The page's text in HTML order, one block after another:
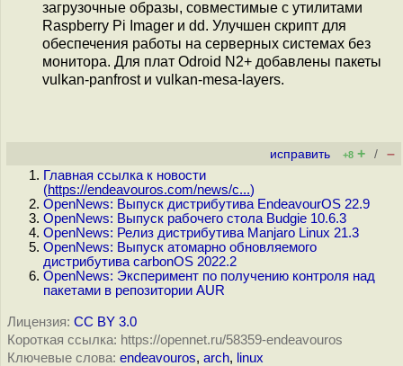
загрузочные образы, совместимые с утилитами
Raspberry Pi Imager и dd. Улучшен скрипт для
обеспечения работы на серверных системах без
монитора. Для плат Odroid N2+ добавлены пакеты
vulkan-panfrost и vulkan-mesa-layers.
исправить +8 + / –
Главная ссылка к новости
(https://endeavouros.com/news/c...)
OpenNews: Выпуск дистрибутива EndeavourOS 22.9
OpenNews: Выпуск рабочего стола Budgie 10.6.3
OpenNews: Релиз дистрибутива Manjaro Linux 21.3
OpenNews: Выпуск атомарно обновляемого
дистрибутива carbonOS 2022.2
OpenNews: Эксперимент по получению контроля над
пакетами в репозитории AUR
Лицензия: CC BY 3.0
Короткая ссылка: https://opennet.ru/58359-endeavouros
Ключевые слова: endeavouros, arch, linux